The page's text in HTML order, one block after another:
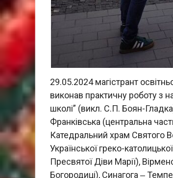
29.05.2024 магістрант
виконав практичну роботу з
школі” (викл. С.П. Боян-
Франківська (центральна
Катедральний храм Святого
Української греко-
Пресвятої Діви Марії),
Богородиці), Синагога ‒